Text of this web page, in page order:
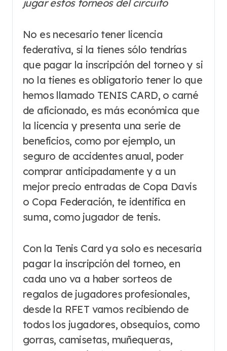
jugar estos torneos del circuito
No es necesario tener licencia
federativa, si la tienes sólo tendrías
que pagar la inscripción del torneo y si
no la tienes es obligatorio tener lo que
hemos llamado TENIS CARD, o carné
de aficionado, es más económica que
la licencia y presenta una serie de
beneficios, como por ejemplo, un
seguro de accidentes anual, poder
comprar anticipadamente y a un
mejor precio entradas de Copa Davis
o Copa Federación, te identifica en
suma, como jugador de tenis.
Con la Tenis Card ya solo es necesaria
pagar la inscripción del torneo, en
cada uno va a haber sorteos de
regalos de jugadores profesionales,
desde la RFET vamos recibiendo de
todos los jugadores, obsequios, como
gorras, camisetas, muñequeras,